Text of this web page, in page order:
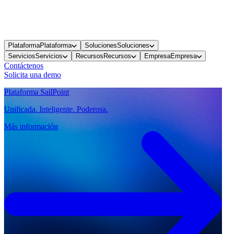
PlataformaPlataforma SolucionesSoluciones
ServiciosServicios Recursos Recursos EmpresaEmpresa
Contáctenos
Solicita una demo
Plataforma SailPoint
Unificada. Inteligente. Poderosa.
Más información